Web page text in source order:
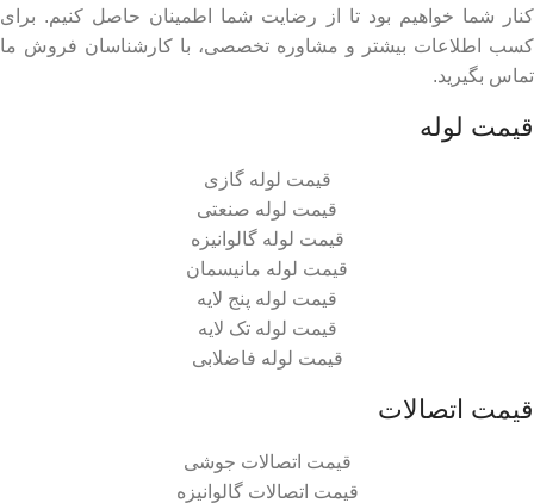
کنار شما خواهیم بود تا از رضایت شما اطمینان حاصل کنیم. برای
کسب اطلاعات بیشتر و مشاوره تخصصی، با کارشناسان فروش ما
تماس بگیرید.
قیمت لوله
قیمت لوله گازی
قیمت لوله صنعتی
قیمت لوله گالوانیزه
قیمت لوله مانیسمان
قیمت لوله پنج لایه
قیمت لوله تک لایه
قیمت لوله فاضلابی
قیمت اتصالات
قیمت اتصالات جوشی
قیمت اتصالات گالوانیزه